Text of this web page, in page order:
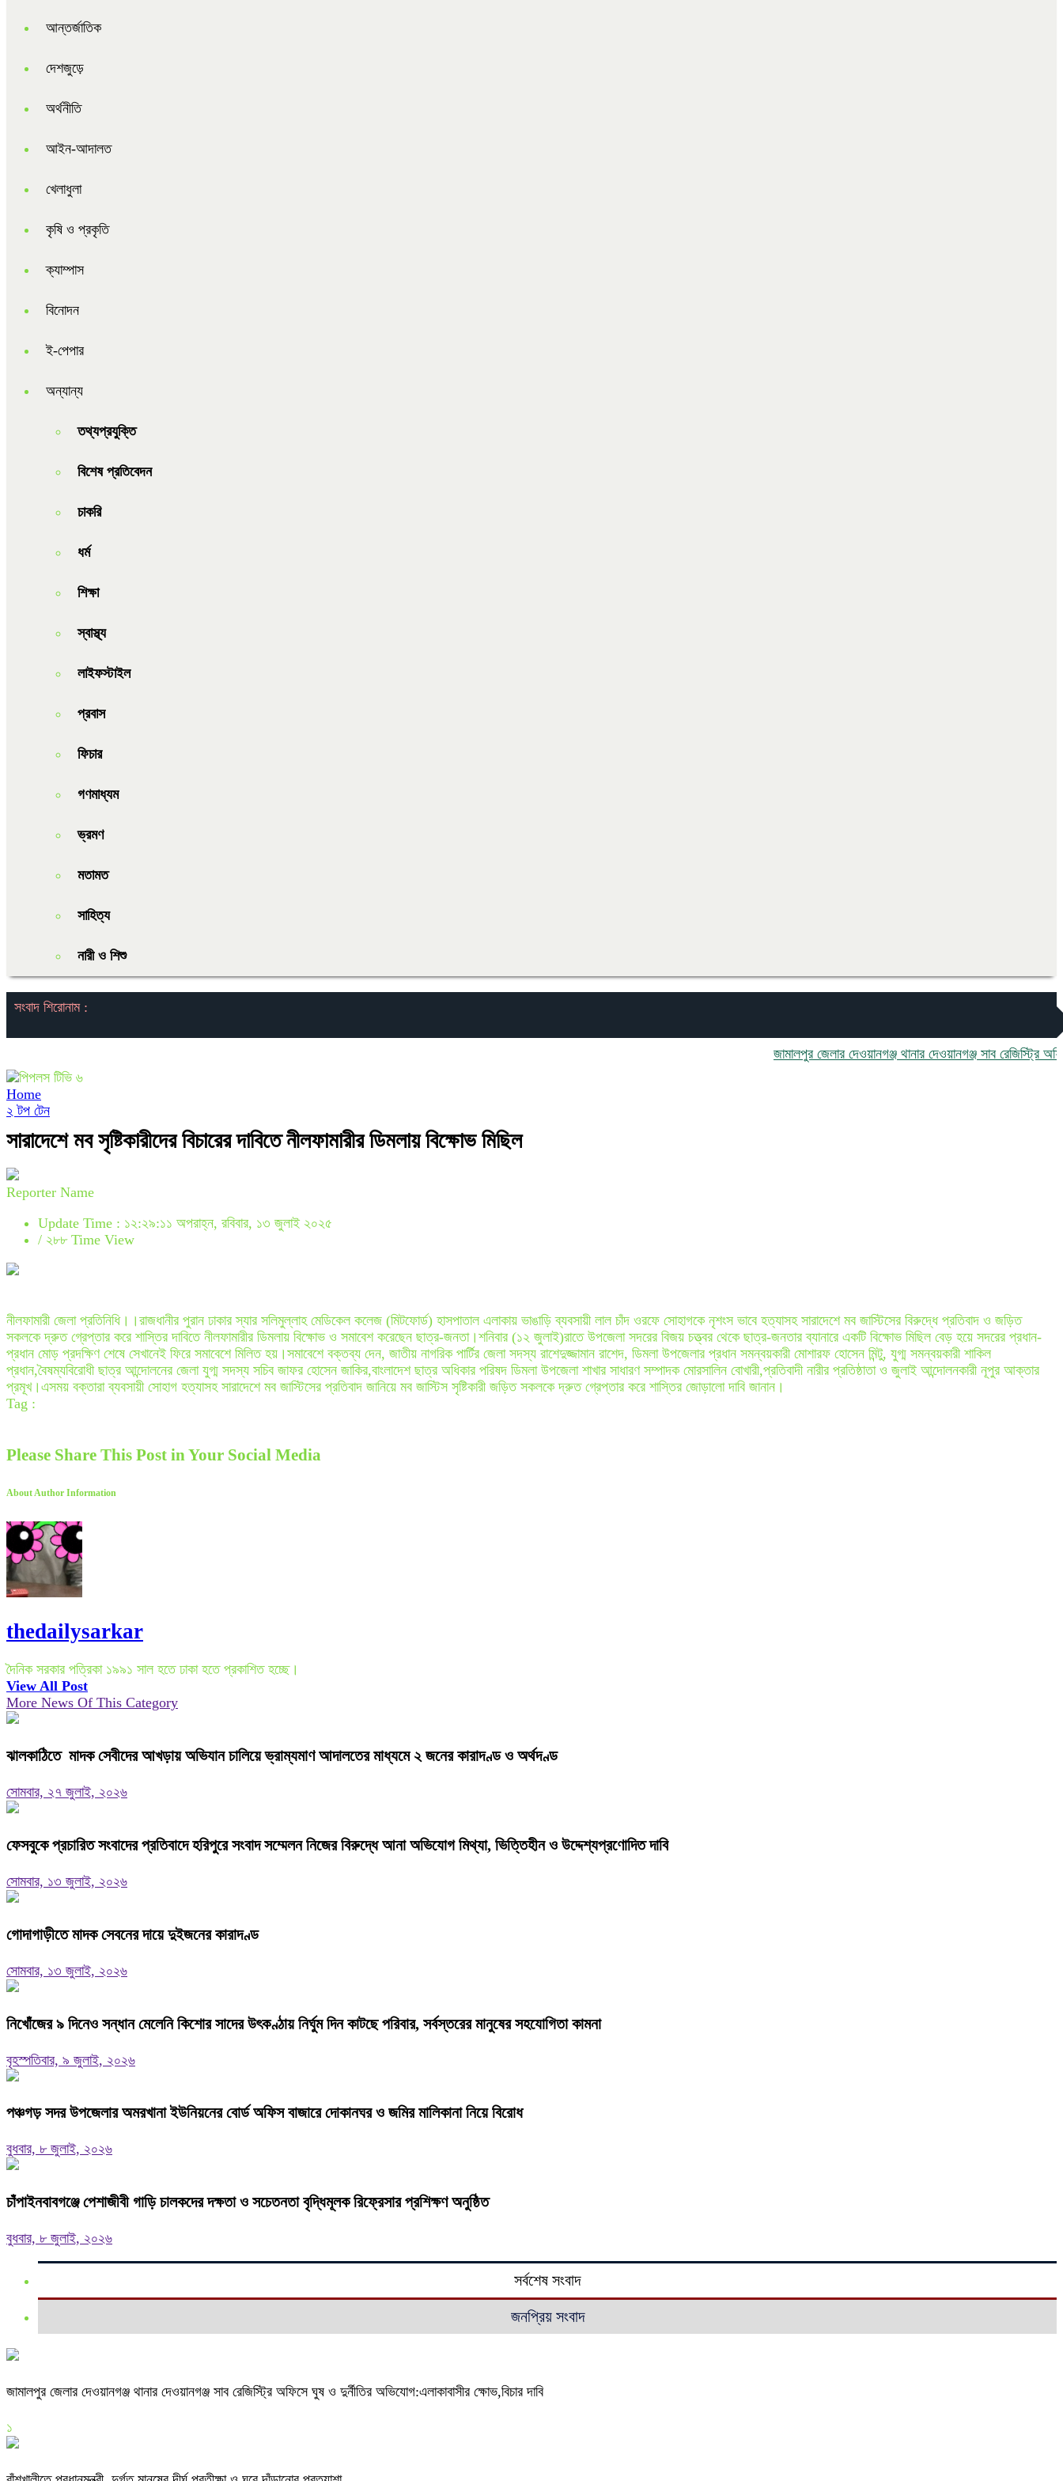
আন্তর্জাতিক
দেশজুড়ে
অর্থনীতি
আইন-আদালত
খেলাধুলা
কৃষি ও প্রকৃতি
ক্যাম্পাস
বিনোদন
ই-পেপার
অন্যান্য
তথ্যপ্রযুক্তি
বিশেষ প্রতিবেদন
চাকরি
ধর্ম
শিক্ষা
স্বাস্থ্য
লাইফস্টাইল
প্রবাস
ফিচার
গণমাধ্যম
ভ্রমণ
মতামত
সাহিত্য
নারী ও শিশু
সংবাদ শিরোনাম :
জামালপুর জেলার দেওয়ানগঞ্জ থানার দেওয়ানগঞ্জ সাব রেজিস্ট্রি অফিসে ঘুষ
Home
২ টপ টেন
সারাদেশে মব সৃষ্টিকারীদের বিচারের দাবিতে নীলফামারীর ডিমলায় বিক্ষোভ মিছিল
Reporter Name
Update Time : ১২:২৯:১১ অপরাহ্ন, রবিবার, ১৩ জুলাই ২০২৫
/ ২৮৮ Time View
নীলফামারী জেলা প্রতিনিধি।।রাজধানীর পুরান ঢাকার স্যার সলিমুল্লাহ মেডিকেল কলেজ (মিটফোর্ড) হাসপাতাল এলাকায় ভাঙাড়ি ব্যবসায়ী লাল চাঁদ ওরফে সোহাগকে নৃশংস ভাবে হত্যাসহ সারাদেশে মব জাস্টিসের বিরুদ্ধে প্রতিবাদ ও জড়িত
সকলকে দ্রুত গ্রেপ্তার করে শাস্তির দাবিতে নীলফামারীর ডিমলায় বিক্ষোভ ও সমাবেশ করেছেন ছাত্র-জনতা।শনিবার (১২ জুলাই)রাতে উপজেলা সদরের বিজয় চত্ত্বর থেকে ছাত্র-জনতার ব্যানারে একটি বিক্ষোভ মিছিল বেড় হয়ে সদরের প্রধান-
প্রধান মোড় প্রদক্ষিণ শেষে সেখানেই ফিরে সমাবেশে মিলিত হয়।সমাবেশে বক্তব্য দেন, জাতীয় নাগরিক পার্টির জেলা সদস্য রাশেদুজ্জামান রাশেদ, ডিমলা উপজেলার প্রধান সমন্বয়কারী মোশারফ হোসেন মিন্টু, যুগ্ম সমন্বয়কারী শাকিল
প্রধান,বৈষম্যবিরোধী ছাত্র আন্দোলনের জেলা যুগ্ম সদস্য সচিব জাফর হোসেন জাকির,বাংলাদেশ ছাত্র অধিকার পরিষদ ডিমলা উপজেলা শাখার সাধারণ সম্পাদক মোরসালিন বোখারী,প্রতিবাদী নারীর প্রতিষ্ঠাতা ও জুলাই আন্দোলনকারী নূপুর আক্তার
প্রমূখ।এসময় বক্তারা ব্যবসায়ী সোহাগ হত্যাসহ সারাদেশে মব জাস্টিসের প্রতিবাদ জানিয়ে মব জাস্টিস সৃষ্টিকারী জড়িত সকলকে দ্রুত গ্রেপ্তার করে শাস্তির জোড়ালো দাবি জানান।
Tag :
Please Share This Post in Your Social Media
About Author Information
thedailysarkar
দৈনিক সরকার পত্রিকা ১৯৯১ সাল হতে ঢাকা হতে প্রকাশিত হচ্ছে।
View All Post
More News Of This Category
ঝালকাঠিতে মাদক সেবীদের আখড়ায় অভিযান চালিয়ে ভ্রাম্যমাণ আদালতের মাধ্যমে ২ জনের কারাদণ্ড ও অর্থদণ্ড
সোমবার, ২৭ জুলাই, ২০২৬
ফেসবুকে প্রচারিত সংবাদের প্রতিবাদে হরিপুরে সংবাদ সম্মেলন নিজের বিরুদ্ধে আনা অভিযোগ মিথ্যা, ভিত্তিহীন ও উদ্দেশ্যপ্রণোদিত দাবি
সোমবার, ১৩ জুলাই, ২০২৬
গোদাগাড়ীতে মাদক সেবনের দায়ে দুইজনের কারাদণ্ড
সোমবার, ১৩ জুলাই, ২০২৬
নিখোঁজের ৯ দিনেও সন্ধান মেলেনি কিশোর সাদের উৎকণ্ঠায় নির্ঘুম দিন কাটছে পরিবার, সর্বস্তরের মানুষের সহযোগিতা কামনা
বৃহস্পতিবার, ৯ জুলাই, ২০২৬
পঞ্চগড় সদর উপজেলার অমরখানা ইউনিয়নের বোর্ড অফিস বাজারে দোকানঘর ও জমির মালিকানা নিয়ে বিরোধ
বুধবার, ৮ জুলাই, ২০২৬
চাঁপাইনবাবগঞ্জে পেশাজীবী গাড়ি চালকদের দক্ষতা ও সচেতনতা বৃদ্ধিমূলক রিফ্রেসার প্রশিক্ষণ অনুষ্ঠিত
বুধবার, ৮ জুলাই, ২০২৬
সর্বশেষ সংবাদ
জনপ্রিয় সংবাদ
জামালপুর জেলার দেওয়ানগঞ্জ থানার দেওয়ানগঞ্জ সাব রেজিস্ট্রি অফিসে ঘুষ ও দুর্নীতির অভিযোগ:এলাকাবাসীর ক্ষোভ,বিচার দাবি
১